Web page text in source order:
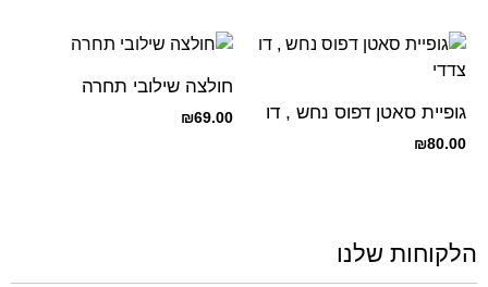
גופיית סאטן דפוס נחש , דו
צדדי ₪80.00
חולצה שילובי תחרה
₪69.00
הלקוחות שלנו